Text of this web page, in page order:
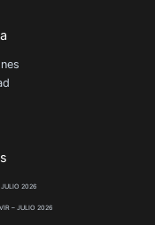
JULIO 2026
– JULIO 2026